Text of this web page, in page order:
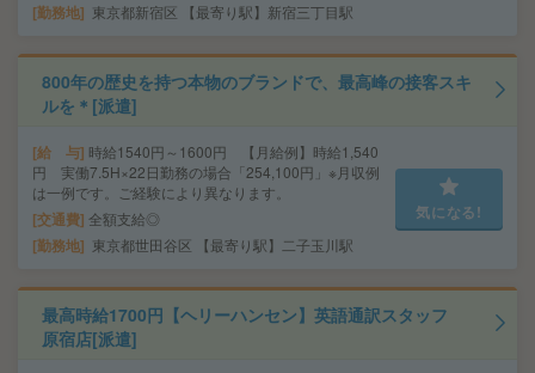
勤務地 東京都新宿区 【最寄り駅】新宿三丁目駅
800年の歴史を持つ本物のブランドで、最高峰の接客スキ
ルを＊[派遣]
給 与 時給1540円～1600円 【月給例】時給1,540
円 実働7.5H×22日勤務の場合「254,100円」※月収例
は一例です。ご経験により異なります。
交通費 全額支給◎
勤務地 東京都世田谷区 【最寄り駅】二子玉川駅
気になる!
最高時給1700円【ヘリーハンセン】英語通訳スタッフ
原宿店[派遣]